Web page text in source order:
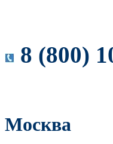
8 (800)
Москва